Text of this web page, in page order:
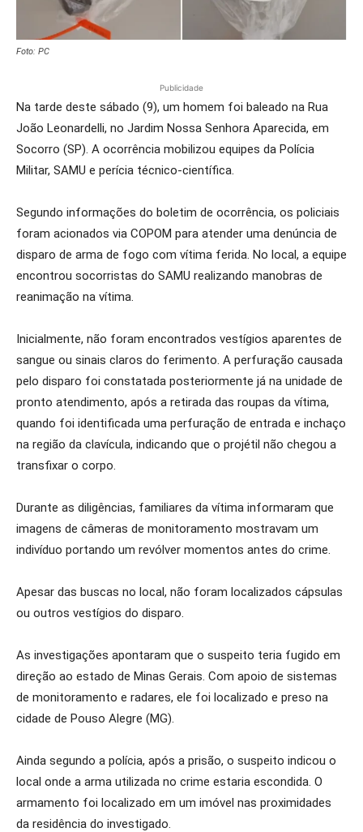
Foto: PC
Publicidade
Na tarde deste sábado (9), um homem foi baleado na Rua
João Leonardelli, no Jardim Nossa Senhora Aparecida, em
Socorro (SP). A ocorrência mobilizou equipes da Polícia
Militar, SAMU e perícia técnico-científica.
Segundo informações do boletim de ocorrência, os policiais
foram acionados via COPOM para atender uma denúncia de
disparo de arma de fogo com vítima ferida. No local, a equipe
encontrou socorristas do SAMU realizando manobras de
reanimação na vítima.
Inicialmente, não foram encontrados vestígios aparentes de
sangue ou sinais claros do ferimento. A perfuração causada
pelo disparo foi constatada posteriormente já na unidade de
pronto atendimento, após a retirada das roupas da vítima,
quando foi identificada uma perfuração de entrada e inchaço
na região da clavícula, indicando que o projétil não chegou a
transfixar o corpo.
Durante as diligências, familiares da vítima informaram que
imagens de câmeras de monitoramento mostravam um
indivíduo portando um revólver momentos antes do crime.
Apesar das buscas no local, não foram localizados cápsulas
ou outros vestígios do disparo.
As investigações apontaram que o suspeito teria fugido em
direção ao estado de Minas Gerais. Com apoio de sistemas
de monitoramento e radares, ele foi localizado e preso na
cidade de Pouso Alegre (MG).
Ainda segundo a polícia, após a prisão, o suspeito indicou o
local onde a arma utilizada no crime estaria escondida. O
armamento foi localizado em um imóvel nas proximidades
da residência do investigado.